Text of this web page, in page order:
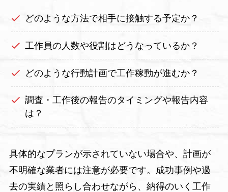
どのような方法で相手に接触する予定か？
工作員の人数や役割はどうなっているか？
どのような行動計画で工作稼動が進むか？
調査・工作後の報告のタイミングや報告内容
は？
具体的なプランが示されていない場合や、計画が
不明確な業者には注意が必要です。成功事例や過
去の実績と照らし合わせながら、納得のいく工作